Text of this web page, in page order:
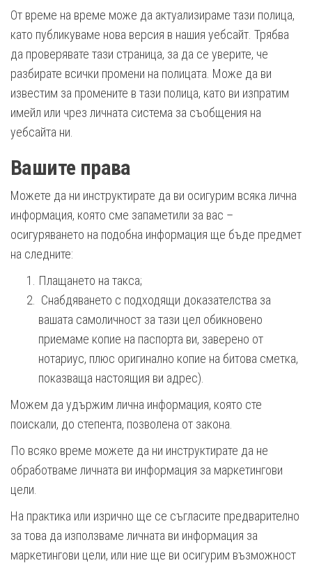
От време на време може да актуализираме тази полица,
като публикуваме нова версия в нашия уебсайт. Трябва
да проверявате тази страница, за да се уверите, че
разбирате всички промени на полицата. Може да ви
известим за промените в тази полица, като ви изпратим
имейл или чрез личната система за съобщения на
уебсайта ни.
Вашите права
Можете да ни инструктирате да ви осигурим всяка лична
информация, която сме запаметили за вас –
осигуряването на подобна информация ще бъде предмет
на следните:
Плащането на такса;
Снабдяването с подходящи доказателства за
вашата самоличност за тази цел обикновено
приемаме копие на паспорта ви, заверено от
нотариус, плюс оригинално копие на битова сметка,
показваща настоящия ви адрес).
Можем да удържим лична информация, която сте
поискали, до степента, позволена от закона.
По всяко време можете да ни инструктирате да не
обработваме личната ви информация за маркетингови
цели.
На практика или изрично ще се съгласите предварително
за това да използваме личната ви информация за
маркетингови цели, или ние ще ви осигурим възможност